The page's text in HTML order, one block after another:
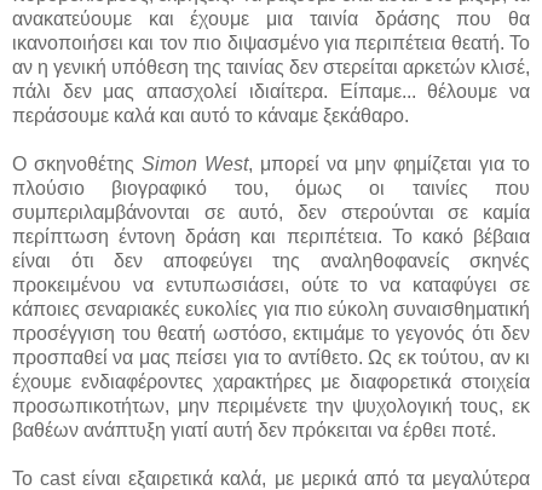
ανακατεύουμε και έχουμε μια ταινία δράσης που θα
ικανοποιήσει και τον πιο διψασμένο για περιπέτεια θεατή. Το
αν η γενική υπόθεση της ταινίας δεν στερείται αρκετών κλισέ,
πάλι δεν μας απασχολεί ιδιαίτερα. Είπαμε... θέλουμε να
περάσουμε καλά και αυτό το κάναμε ξεκάθαρο.
Ο σκηνοθέτης Simon West, μπορεί να μην φημίζεται για το
πλούσιο βιογραφικό του, όμως οι ταινίες που
συμπεριλαμβάνονται σε αυτό, δεν στερούνται σε καμία
περίπτωση έντονη δράση και περιπέτεια. Το κακό βέβαια
είναι ότι δεν αποφεύγει της αναληθοφανείς σκηνές
προκειμένου να εντυπωσιάσει, ούτε το να καταφύγει σε
κάποιες σεναριακές ευκολίες για πιο εύκολη συναισθηματική
προσέγγιση του θεατή ωστόσο, εκτιμάμε το γεγονός ότι δεν
προσπαθεί να μας πείσει για το αντίθετο. Ως εκ τούτου, αν κι
έχουμε ενδιαφέροντες χαρακτήρες με διαφορετικά στοιχεία
προσωπικοτήτων, μην περιμένετε την ψυχολογική τους, εκ
βαθέων ανάπτυξη γιατί αυτή δεν πρόκειται να έρθει ποτέ.
Το cast είναι εξαιρετικά καλά, με μερικά από τα μεγαλύτερα